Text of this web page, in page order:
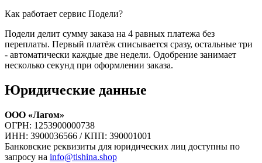
Как работает сервис Подели?
Подели делит сумму заказа на 4 равных платежа без
переплаты. Первый платёж списывается сразу, остальные три
- автоматически каждые две недели. Одобрение занимает
несколько секунд при оформлении заказа.
Юридические данные
ООО «Лагом»
ОГРН: 1253900000738
ИНН: 3900036566 / КПП: 390001001
Банковские реквизиты для юридических лиц доступны по
запросу на info@tishina.shop